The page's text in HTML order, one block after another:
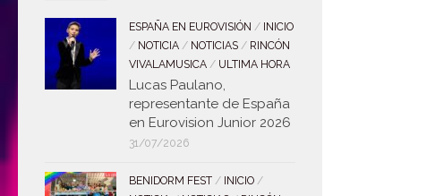
ESPAÑA EN EUROVISIÓN / INICIO
/ NOTICIA / NOTICIAS / RINCÓN
VIVALAMUSICA / ULTIMA HORA
Lucas Paulano,
representante de España
en Eurovision Junior 2026
31/07/2026
BENIDORM FEST / INICIO /